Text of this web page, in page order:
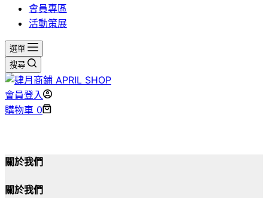
會員專區
活動策展
選單
搜尋
會員登入
購物車 0
關於我們
關於我們